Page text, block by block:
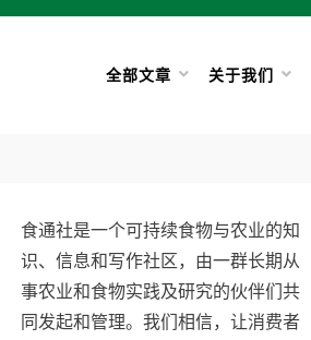
全部文章 关于我们
食通社是一个可持续食物与农业的知
识、信息和写作社区，由一群长期从
事农业和食物实践及研究的伙伴们共
同发起和管理。我们相信，让消费者